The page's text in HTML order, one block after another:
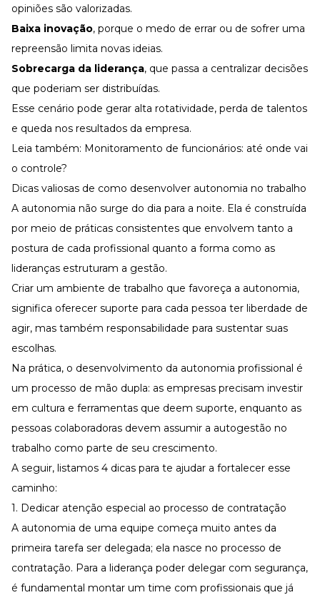
opiniões são valorizadas.
Baixa inovação, porque o medo de errar ou de sofrer uma
repreensão limita novas ideias.
Sobrecarga da liderança, que passa a centralizar decisões
que poderiam ser distribuídas.
Esse cenário pode gerar alta rotatividade, perda de talentos
e queda nos resultados da empresa.
Leia também: Monitoramento de funcionários: até onde vai
o controle?
Dicas valiosas de como desenvolver autonomia no trabalho
A autonomia não surge do dia para a noite. Ela é construída
por meio de práticas consistentes que envolvem tanto a
postura de cada profissional quanto a forma como as
lideranças estruturam a gestão.
Criar um ambiente de trabalho que favoreça a autonomia,
significa oferecer suporte para cada pessoa ter liberdade de
agir, mas também responsabilidade para sustentar suas
escolhas.
Na prática, o desenvolvimento da autonomia profissional é
um processo de mão dupla: as empresas precisam investir
em cultura e ferramentas que deem suporte, enquanto as
pessoas colaboradoras devem assumir a autogestão no
trabalho como parte de seu crescimento.
A seguir, listamos 4 dicas para te ajudar a fortalecer esse
caminho:
1. Dedicar atenção especial ao processo de contratação
A autonomia de uma equipe começa muito antes da
primeira tarefa ser delegada; ela nasce no processo de
contratação. Para a liderança poder delegar com segurança,
é fundamental montar um time com profissionais que já